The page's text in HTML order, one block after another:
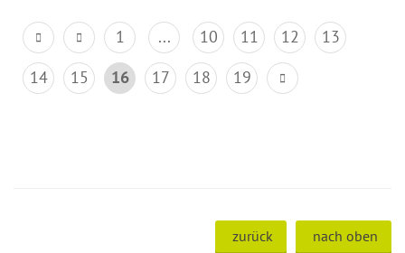
1 ... 10 11 12
13
14
15 16 17 18 19
zurück nach oben